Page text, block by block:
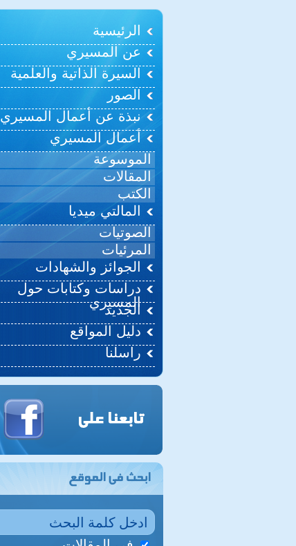
الرئيسية
عن المسيري
السيرة الذاتية والعلمية
الصور
نبذة عن أعمال المسيري
أعمال المسيري
الموسوعة
المقالات
الكتب
المالتي ميديا
الصوتيات
المرئيات
الجوائز والشهادات
دراسات وكتابات حول
المسيري
الجديد
دليل المواقع
راسلنا